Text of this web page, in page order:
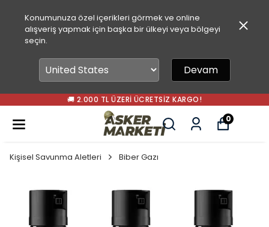
Konumunuza özel içerikleri görmek ve online
alışveriş yapmak için başka bir ülkeyi veya bölgeyi
seçin.
Devam
🚚 2.000 TL ÜZERI ÜCRETSIZ KARGO!
0
Kişisel Savunma Aletleri Biber Gazı